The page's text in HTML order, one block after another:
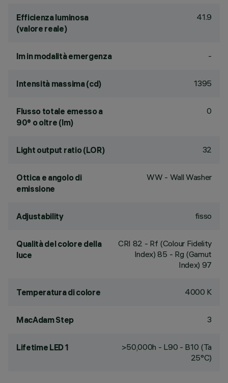
Efficienza luminosa
(valore reale)
41.9
lm in modalità emergenza -
Intensità massima (cd) 1395
Flusso totale emesso a
90° o oltre (lm)
0
Light output ratio (LOR) 32
Ottica e angolo di
emissione
WW - Wall Washer
Adjustability fisso
Qualità del colore della
luce
CRI 82 - Rf (Colour Fidelity
Index) 85 - Rg (Gamut
Index) 97
Temperatura di colore 4000 K
MacAdam Step 3
Lifetime LED 1
>50,000h - L90 - B10 (Ta
25°C)